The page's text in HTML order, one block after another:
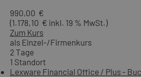
990,00 €
(1.178,10 € inkl. 19 % MwSt.)
Zum Kurs
als Einzel-/Firmenkurs
2 Tage
1 Standort
Lexware Financial Office / Plus -